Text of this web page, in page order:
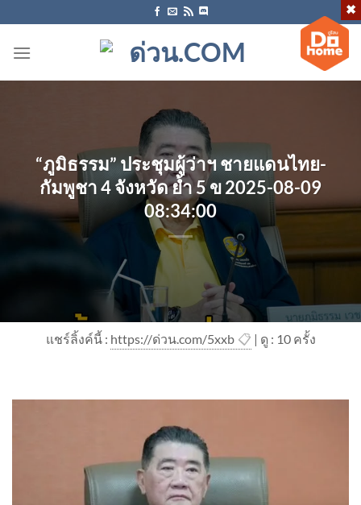
ไป
“ภูมิธรรม” ประชุมผู้ว่าฯ ชายแดนไทย-
กัมพูชา 4 จังหวัด ย้ำ 5 ข 2025-08-09
08:34:00
แชร์ลิ้งค์นี้ : https://ด่วน.com/5xxb 📋 | ดู : 10ครั้ง